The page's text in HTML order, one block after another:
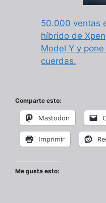
50.000 ventas
híbrido de
Model Y y
cuerdas.
Comparte esto:
Mastodon
Imprimir
Me gusta esto: